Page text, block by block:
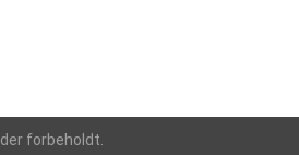
forbeholdt.